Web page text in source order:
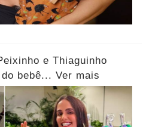
e Thiaguinho
bebê... Ver mais